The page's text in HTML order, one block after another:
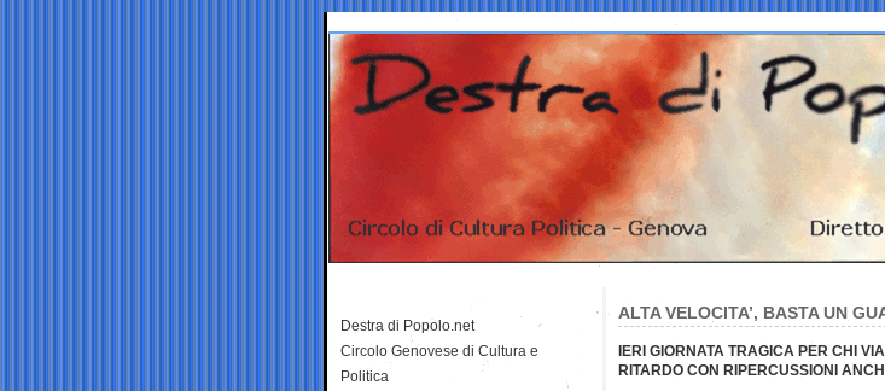
ALTA VELOCITA’, BASTA UN
IERI GIORNATA TRAGICA PER CHI
RITARDO CON RIPERCUSSIONI
Destra di Popolo.net
Circolo Genovese di Cultura e
Politica